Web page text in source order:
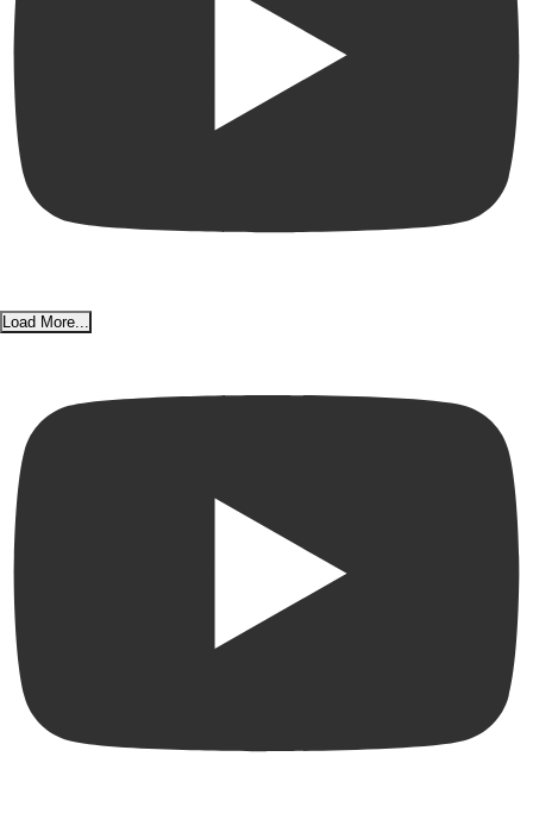
Load More...